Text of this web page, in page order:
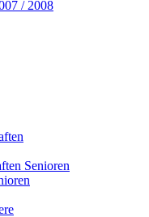
/ 2008
Senioren